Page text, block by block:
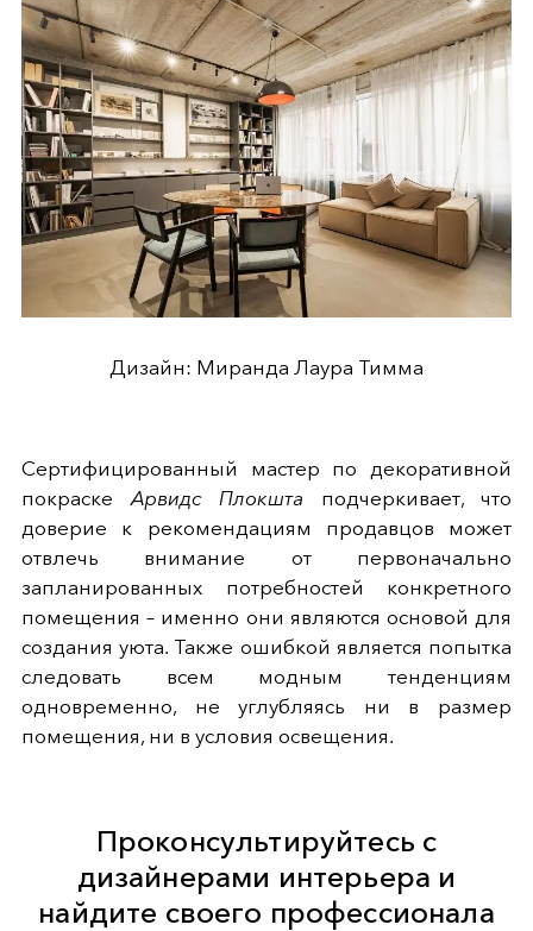
Дизайн: Миранда Лаура Тимма
Сертифицированный мастер по декоративной
покраске Арвидс Плокшта подчеркивает, что
доверие к рекомендациям продавцов может
отвлечь внимание от первоначально
запланированных потребностей конкретного
помещения – именно они являются основой для
создания уюта. Также ошибкой является попытка
следовать всем модным тенденциям
одновременно, не углубляясь ни в размер
помещения, ни в условия освещения.
Проконсультируйтесь с
дизайнерами интерьера и
найдите своего профессионала